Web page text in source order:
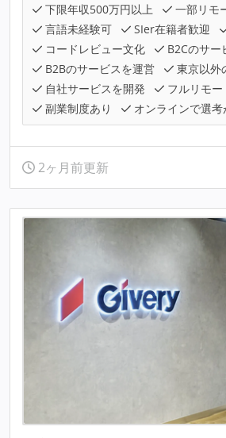
下限年収500万円以上
一部リモ
言語未経験可
SIer在籍者歓迎
コードレビュー文化
B2Cのサー
B2Bのサービスを運営
東京以外
自社サービスを開発
フルリモー
副業制度あり
オンラインで選
2ヶ月前更新